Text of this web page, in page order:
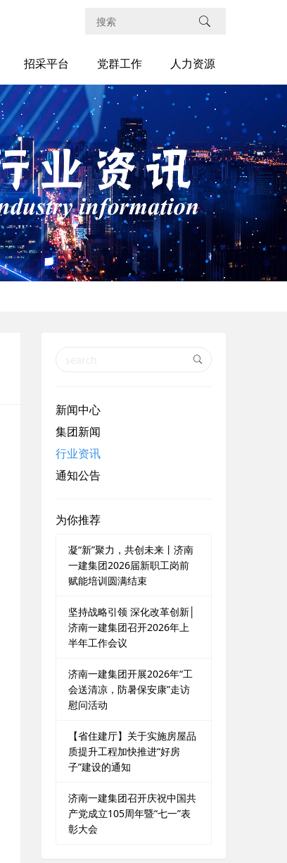
招采平台 党群工作 人力资源
新闻中心
集团新闻
行业资讯
通知公告
为你推荐
凝“新”聚力，共创未来丨济南
一建集团2026届新职工岗前
赋能培训圆满结束
坚持战略引领 深化改革创新│
济南一建集团召开2026年上
半年工作会议
济南一建集团开展2026年“工
会送清凉，防暑保安康”走访
慰问活动
【省住建厅】关于实施房屋品
质提升工程加快推进“好房
子”建设的通知
济南一建集团召开庆祝中国共
产党成立105周年暨“七一”表
彰大会